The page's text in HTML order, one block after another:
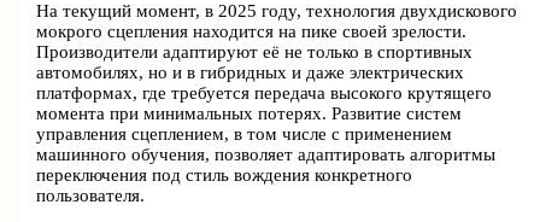
На текущий момент, в 2025 году, технология двухдискового
мокрого сцепления находится на пике своей зрелости.
Производители адаптируют её не только в спортивных
автомобилях, но и в гибридных и даже электрических
платформах, где требуется передача высокого крутящего
момента при минимальных потерях. Развитие систем
управления сцеплением, в том числе с применением
машинного обучения, позволяет адаптировать алгоритмы
переключения под стиль вождения конкретного
пользователя.